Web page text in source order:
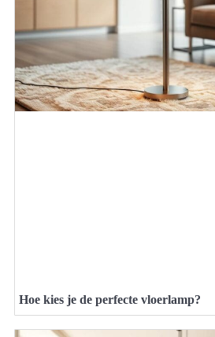
Hoe kies je de perfecte vloerlamp?